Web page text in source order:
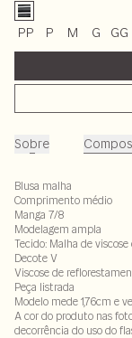
PP P M G GG
Sobre
Blusa malha
Comprimento médio
Manga 7/8
Modelagem ampla
Tecido: Malha de
Decote V
Viscose de
Peça listrada
Modelo mede 1,76cm e
A cor do produto nas
decorrência do uso do